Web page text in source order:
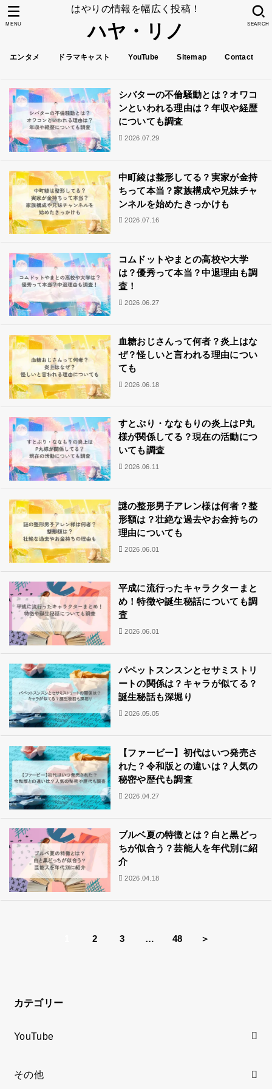
はやりの情報を幅広く投稿！
ハヤ・リノ
エンタメ ドラマキャスト YouTube Sitemap Contact
SEARCH
MENU
シバターの不倫騒動とは？オワコ
ンといわれる理由は？年収や経歴
についても調査
2026.07.29
中町綾は整形してる？実家が金持
ちって本当？家族構成や兄妹チャ
ンネルを始めたきっかけも
2026.07.16
コムドットやまとの高校や大学
は？優秀って本当？中退理由も調
査！
2026.06.27
血糖おじさんって何者？炎上はな
ぜ？怪しいと言われる理由につい
ても
2026.06.18
すとぷり・ななもりの炎上はP丸
様が関係してる？現在の活動につ
いても調査
2026.06.11
謎の整形男子アレン様は何者？整
形額は？壮絶な過去やお金持ちの
理由についても
2026.06.01
平成に流行ったキャラクターまと
め！特徴や誕生秘話についても調
査
2026.06.01
パペットスンスンとセサミストリ
ートの関係は？キャラが似てる？
誕生秘話も深堀り
2026.05.05
【ファービー】初代はいつ発売さ
れた？令和版との違いは？人気の
秘密や歴代も調査
2026.04.27
ブルベ夏の特徴とは？白と黒どっ
ちが似合う？芸能人を年代別に紹
介
2026.04.18
2 3 … 48 ＞
カテゴリー
YouTube
その他